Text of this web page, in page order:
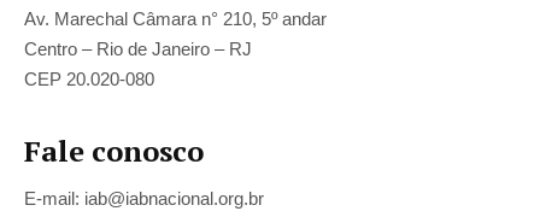
Av. Marechal Câmara n° 210, 5º andar
Centro – Rio de Janeiro – RJ
CEP 20.020-080
Fale conosco
E-mail: iab@iabnacional.org.br